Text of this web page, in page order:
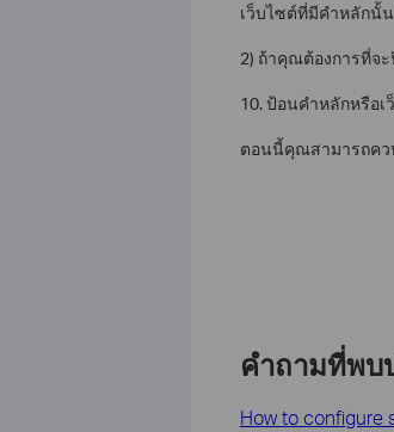
เว็บไซต์ที่มีคำหลักนั้
2) ถ้าคุณต้องการที่จ
10. ป้อนคำหลักหรือ
ตอนนี้คุณสามารถคว
คำถามที่พบ
How to configure